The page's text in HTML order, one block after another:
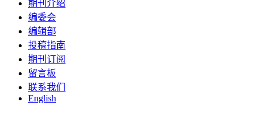
期刊介绍
编委会
编辑部
投稿指南
期刊订阅
留言板
联系我们
English